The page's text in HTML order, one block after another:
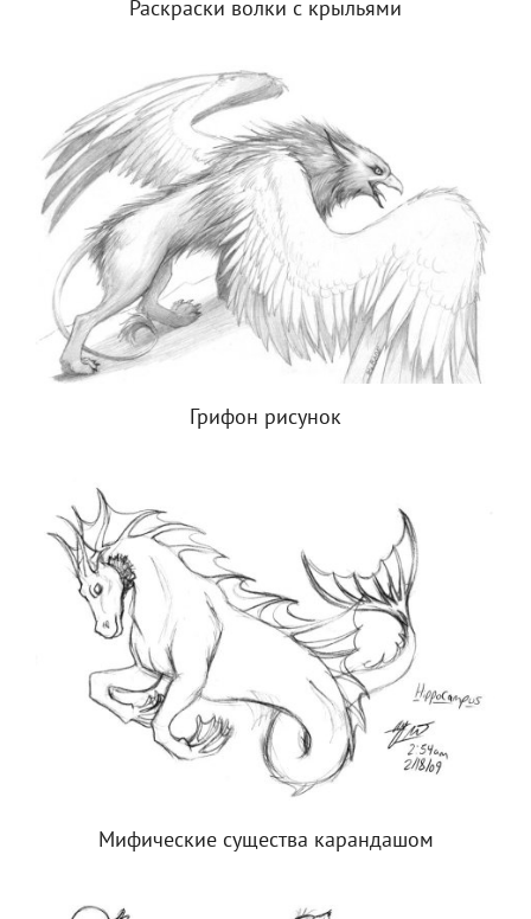
Раскраски волки с крыльями
Грифон рисунок
Мифические существа карандашом